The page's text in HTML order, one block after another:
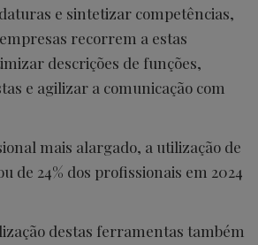
e sintetizar competências,
recorrem a estas
descrições de funções,
e agilizar a comunicação com
mais alargado, a utilização de
de 24% dos profissionais em 2024
destas ferramentas também